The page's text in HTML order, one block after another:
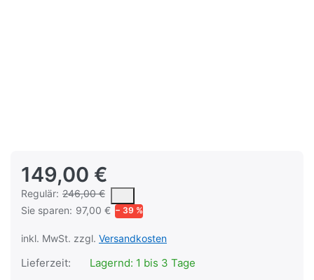
149,00 €
Regulär: 246,00 €
Es handelt sich um den mittleren Verkaufspreis, den Kunden
Sie sparen: 97,00 € − 39 %
inkl. MwSt. zzgl. Versandkosten
Lieferzeit:
Lagernd: 1 bis 3 Tage